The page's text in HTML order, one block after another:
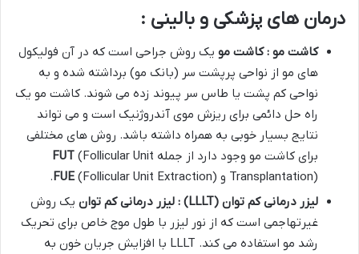
درمان های پزشکی و بالینی :
کاشت مو : کاشت مو یک روش جراحی است که در آن فولیکول
های مو از نواحی پرپشت سر (بانک مو) برداشته شده و به
نواحی کم پشت یا طاس سر پیوند زده می شوند. کاشت مو یک
راه حل دائمی برای ریزش موی آندروژنیک است و می تواند
نتایج بسیار خوبی به همراه داشته باشد. روش های مختلفی
برای کاشت مو وجود دارد از جمله
FUT (Follicular Unit
Transplantation) و
FUE (Follicular Unit Extraction).
لیزر درمانی کم توان (LLLT) : لیزر درمانی کم توان یک روش
غیرتهاجمی است که از نور لیزر با طول موج خاص برای تحریک
رشد مو استفاده می کند. LLLT با افزایش جریان خون به